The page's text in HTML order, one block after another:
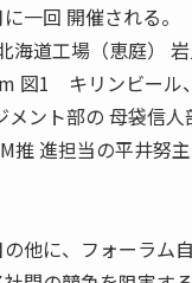
一回 開催される。
海道工場（恵庭）
図1 キリンビール
メント部の 母袋信人
推 進担当の平井努
他に、フォーラム